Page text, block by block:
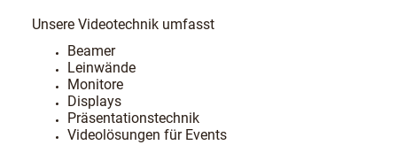
Unsere Videotechnik umfasst
Beamer
Leinwände
Monitore
Displays
Präsentationstechnik
Videolösungen für Events